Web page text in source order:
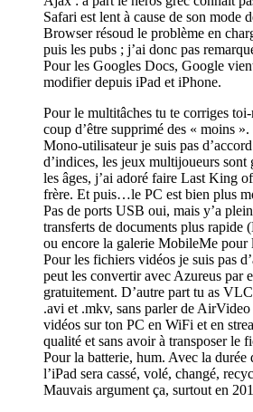
Safari est lent à cause de son mode
Browser résoud le problème en
puis les pubs ; j’ai donc pas
Pour les Googles Docs, Google
modifier depuis iPad et iPhone.
Pour le multitâches tu te corriges
coup d’être supprimé des « moins ».
Mono-utilisateur je suis pas
d’indices, les jeux multijoueurs sont
les âges, j’ai adoré faire Last King
frère. Et puis…le PC est bien plus
Pas de ports USB oui, mais y’a
transferts de documents plus rapide
ou encore la galerie MobileMe pour
Pour les fichiers vidéos je suis pas
peut les convertir avec Azureus par
gratuitement. D’autre part tu as
.avi et .mkv, sans parler de
vidéos sur ton PC en WiFi et en
qualité et sans avoir à transposer le
Pour la batterie, hum. Avec la durée
l’iPad sera cassé, volé, changé,
Mauvais argument ça, surtout en